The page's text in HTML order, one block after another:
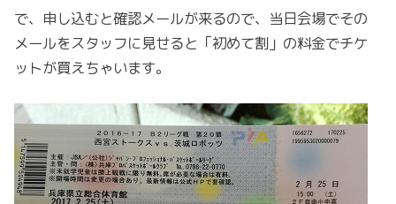
で、申し込むと確認メールが来るので、当日会場でその
メールをスタッフに見せると「初めて割」の料金でチケ
ットが買えちゃいます。